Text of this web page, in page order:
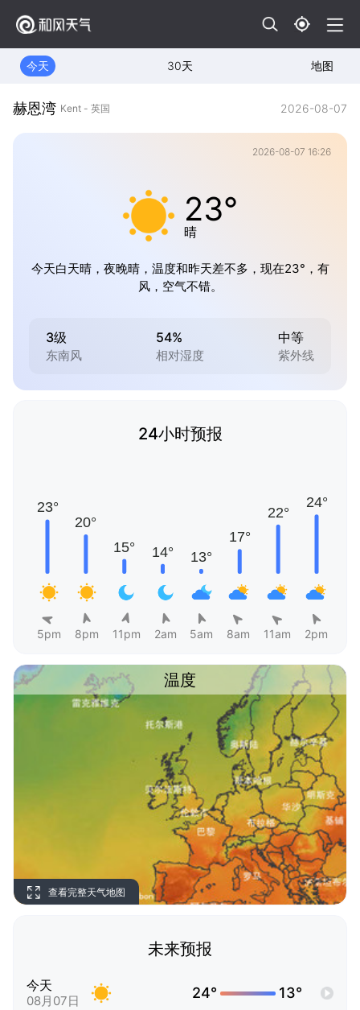
今天 30天 地图
赫恩湾 Kent - 英国 2026-08-07
2026-08-07 16:26
23°
晴
今天白天晴，夜晚晴，温度和昨天差不多，现在23°，有
风，空气不错。
3级
东南风
54%
相对湿度
中等
紫外线
24小时预报
5pm 8pm 11pm 2am 5am 8am 11am 2pm
温度
查看完整天气地图
未来预报
今天
08月07日 24° 13°